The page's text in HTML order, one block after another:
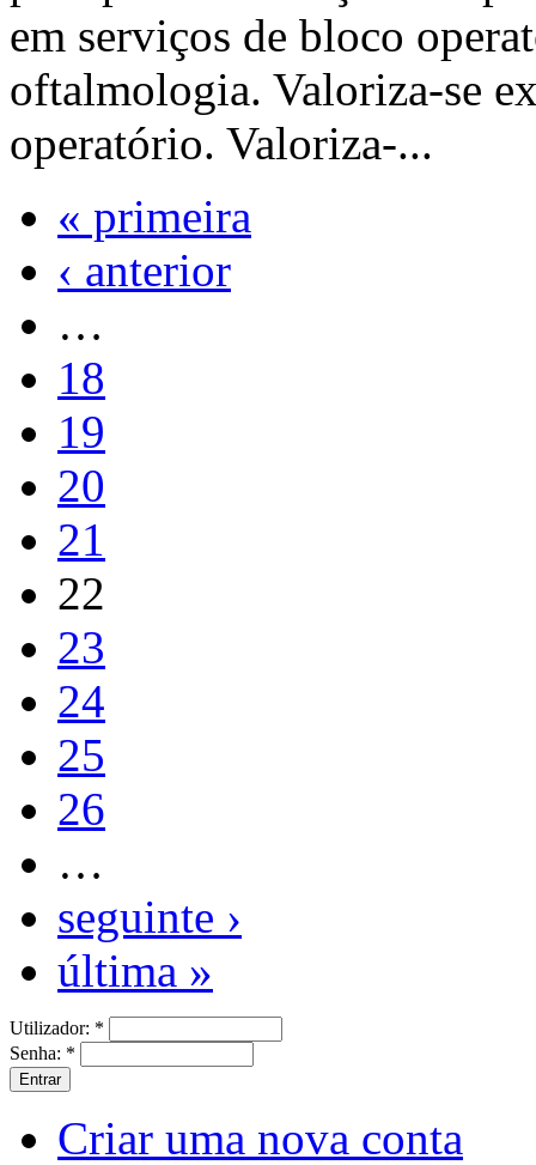
em serviços de bloco
oftalmologia. Valoriza-se
operatório. Valoriza-...
« primeira
‹ anterior
…
18
19
20
21
22
23
24
25
26
…
seguinte ›
última »
Utilizador: *
Senha: *
Criar uma nova conta